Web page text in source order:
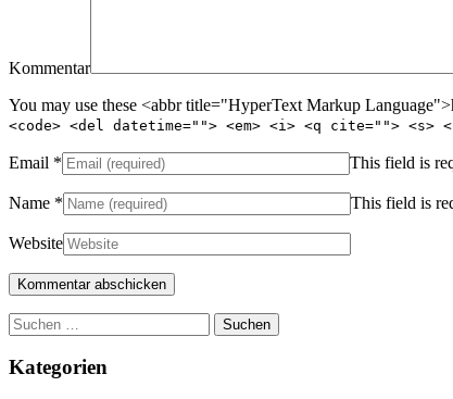
Kommentar
You may use these <abbr title="HyperText Markup
<code> <del datetime=""> <em> <i> <q cite=""> <s>
Email * This field is
Name * This field is
Website
Suchen
nach:
Kategorien